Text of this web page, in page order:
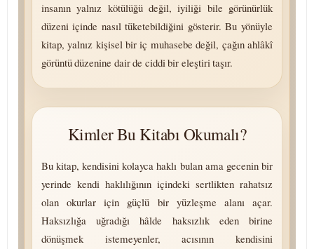
insanın yalnız kötülüğü değil, iyiliği bile görünürlük
düzeni içinde nasıl tüketebildiğini gösterir. Bu yönüyle
kitap, yalnız kişisel bir iç mu­ha­se­be değil, çağın ahlâkî
görüntü düzenine dair de ciddi bir eleştiri taşır.
Kimler Bu Kitabı Okumalı?
Bu kitap, kendisini kolayca haklı bulan ama gecenin bir
yerinde kendi haklılığının içindeki sertlikten rahatsız
olan okurlar için güçlü bir yüzleşme alanı açar.
Haksızlığa uğradığı hâlde haksızlık eden birine
dönüşmek istemeyenler, acısının kendisini